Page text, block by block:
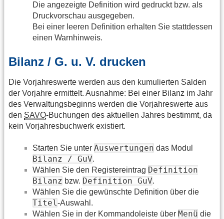
Die angezeigte Definition wird gedruckt bzw. als
Druckvorschau ausgegeben.
Bei einer leeren Definition erhalten Sie stattdessen
einen Warnhinweis.
Bilanz / G. u. V. drucken
Die Vorjahreswerte werden aus den kumulierten Salden
der Vorjahre ermittelt. Ausnahme: Bei einer Bilanz im Jahr
des Verwaltungsbeginns werden die Vorjahreswerte aus
den SAVO-Buchungen des aktuellen Jahres bestimmt, da
kein Vorjahresbuchwerk existiert.
Starten Sie unter Auswertungen das Modul
Bilanz / GuV.
Wählen Sie den Registereintrag Definition
Bilanz bzw. Definition GuV.
Wählen Sie die gewünschte Definition über die
Titel-Auswahl.
Wählen Sie in der Kommandoleiste über Menü die